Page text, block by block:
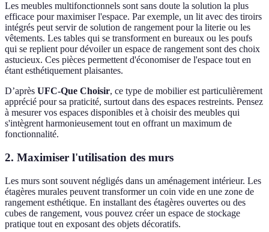
Les meubles multifonctionnels sont sans doute la solution la plus
efficace pour maximiser l'espace. Par exemple, un lit avec des tiroirs
intégrés peut servir de solution de rangement pour la literie ou les
vêtements. Les tables qui se transforment en bureaux ou les poufs
qui se replient pour dévoiler un espace de rangement sont des choix
astucieux. Ces pièces permettent d'économiser de l'espace tout en
étant esthétiquement plaisantes.
D’après UFC-Que Choisir, ce type de mobilier est particulièrement
apprécié pour sa praticité, surtout dans des espaces restreints. Pensez
à mesurer vos espaces disponibles et à choisir des meubles qui
s'intègrent harmonieusement tout en offrant un maximum de
fonctionnalité.
2. Maximiser l'utilisation des murs
Les murs sont souvent négligés dans un aménagement intérieur. Les
étagères murales peuvent transformer un coin vide en une zone de
rangement esthétique. En installant des étagères ouvertes ou des
cubes de rangement, vous pouvez créer un espace de stockage
pratique tout en exposant des objets décoratifs.